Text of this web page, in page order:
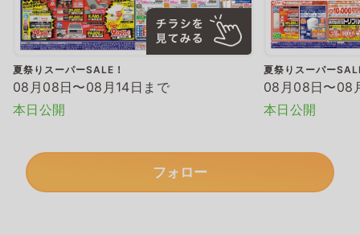
夏祭りスーパーSALE！
08月08日〜08月14日まで
本日公開
夏祭りスーパー
08月08日〜08
本日公開
フォロー